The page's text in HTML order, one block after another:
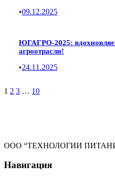
•09.12.2025
ЮГАГРО-2025:
агроотрасли!
•24.11.2025
1 2 3 … 10
ООО “ТЕХНОЛОГИИ
Навигация